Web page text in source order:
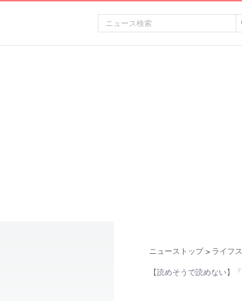
ニューストップ > ライフ
【読めそうで読めない】